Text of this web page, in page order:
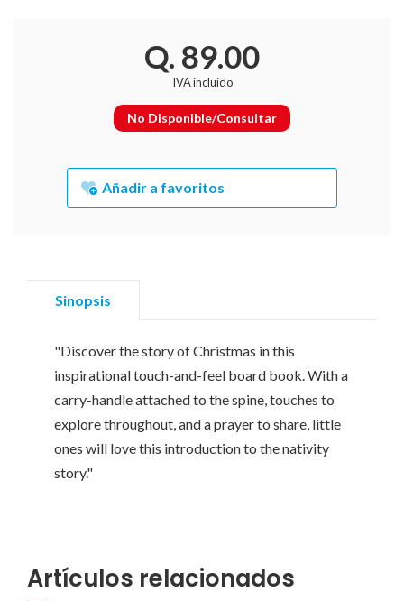
Q. 89.00
IVA incluido
No Disponible/Consultar
Añadir a favoritos
Sinopsis
"Discover the story of Christmas in this
inspirational touch-and-feel board book. With a
carry-handle attached to the spine, touches to
explore throughout, and a prayer to share, little
ones will love this introduction to the nativity
story."
Artículos relacionados